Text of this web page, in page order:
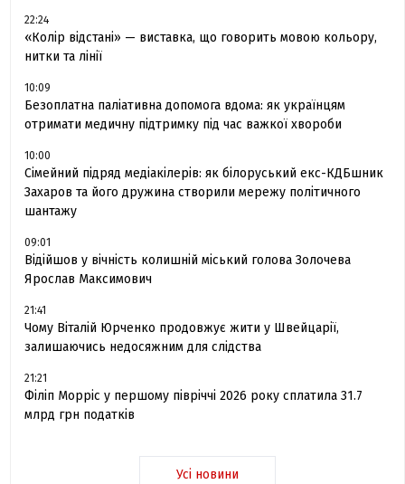
22:24
«Колір відстані» — виставка, що говорить мовою кольору,
нитки та лінії
10:09
Безоплатна паліативна допомога вдома: як українцям
отримати медичну підтримку під час важкої хвороби
10:00
Сімейний підряд медіакілерів: як білоруський екс-КДБшник
Захаров та його дружина створили мережу політичного
шантажу
09:01
Відійшов у вічність колишній міський голова Золочева
Ярослав Максимович
21:41
Чому Віталій Юрченко продовжує жити у Швейцарії,
залишаючись недосяжним для слідства
21:21
Філіп Морріс у першому півріччі 2026 року сплатила 31.7
млрд грн податків
Усі новини